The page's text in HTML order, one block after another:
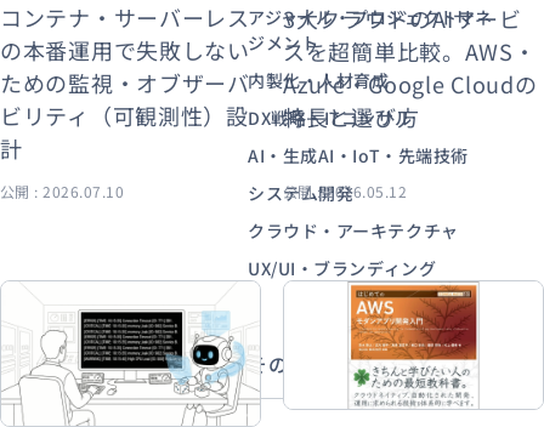
資料ダウンロード お問い合わせ
コンテナ・サーバーレス
の本番運用で失敗しない
ための監視・オブザーバ
ビリティ（可観測性）設
計
公開 : 2026.07.10
3大クラウドのAIサービ
スを超簡単比較。AWS・
Azure・Google Cloudの
特長と選び方
公開 : 2026.05.12
アジャイル・プロジェクトマネ
ジメント
内製化・人材育成
DX戦略・ITコンサル
AI・生成AI・IoT・先端技術
システム開発
クラウド・アーキテクチャ
UX/UI・ブランディング
その他から探す